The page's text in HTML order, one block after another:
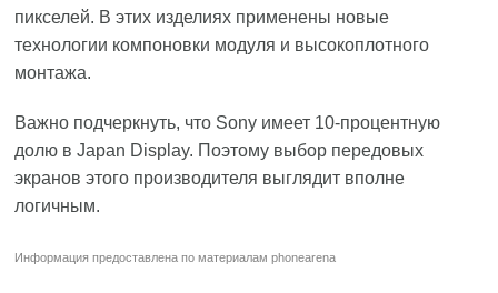
пикселей. В этих изделиях применены новые
технологии компоновки модуля и высокоплотного
монтажа.
Важно подчеркнуть, что Sony имеет 10-процентную
долю в Japan Display. Поэтому выбор передовых
экранов этого производителя выглядит вполне
логичным.
Информация предоставлена по материаламphonearena